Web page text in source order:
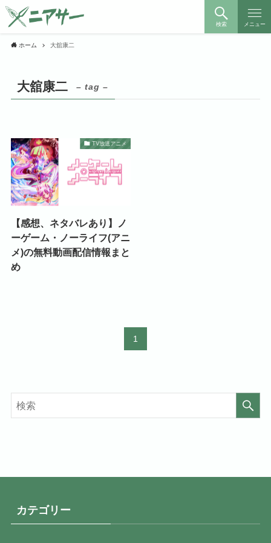
検索 メニュー
ホーム 大舘康二
大舘康二 – tag –
TV放送アニメ
【感想、ネタバレあり】ノ
ーゲーム・ノーライフ(アニ
メ)の無料動画配信情報まと
め
1
カテゴリー